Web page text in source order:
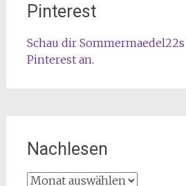
Pinterest
Schau dir
Pinterest an.
Nachlesen
Nachlesen